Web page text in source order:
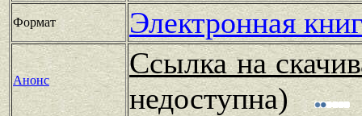
Формат Электронная
Анонс
Ссылка на
недоступна)